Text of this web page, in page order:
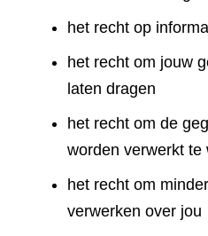
het recht op
het recht om jouw
laten dragen
het recht om de
worden verwerkt te
het recht om
verwerken over jou